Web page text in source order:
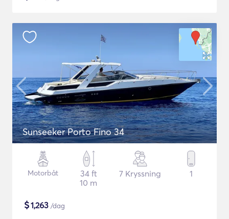
Sunseeker Porto Fino 34
Motorbåt
34 ft
10 m
7 Kryssning 1
$1,263 /dag